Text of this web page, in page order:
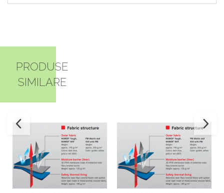
PRODUSE
SIMILARE